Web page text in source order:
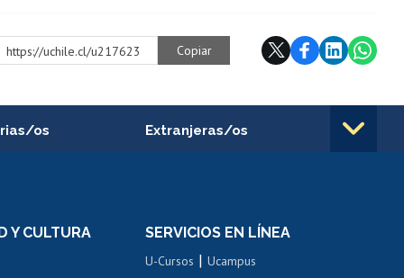
https://uchile.cl/u217623 Copiar
os
interna
renta
Extranjeras/os
Movilidad Estudiantil
Cursos de español
Y CULTURA SERVICIOS EN LÍNEA
U-Cursos |Ucampus